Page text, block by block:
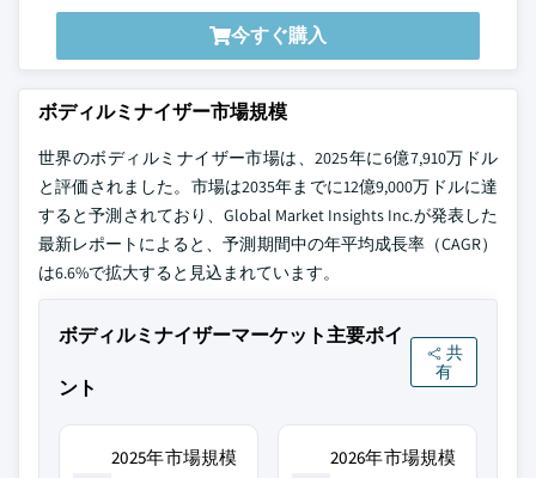
今すぐ購入
ボディルミナイザー市場規模
世界のボディルミナイザー市場は、2025年に6億7,910万ドル
と評価されました。市場は2035年までに12億9,000万ドルに達
すると予測されており、Global Market Insights Inc.が発表した
最新レポートによると、予測期間中の年平均成長率（CAGR）
は6.6%で拡大すると見込まれています。
ボディルミナイザーマーケット主要ポイ
ント
共
有
2025年市場規模 2026年市場規模